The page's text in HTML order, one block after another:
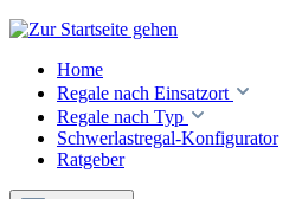
Home
Regale nach Einsatzort
Regale nach Typ
Schwerlastregal-Konfigurator
Ratgeber